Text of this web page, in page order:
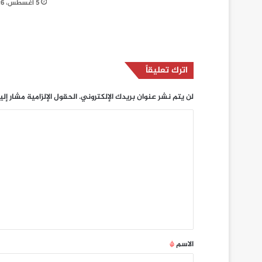
5 أغسطس، 2026
اترك تعليقاً
لن يتم نشر عنوان بريدك الإلكتروني.الحقول الإلزامية مشار
*
الاسم*